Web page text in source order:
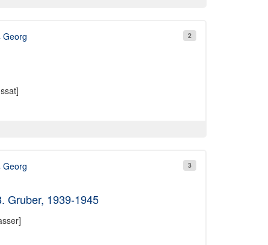
2
Georg
3
Georg
Gruber, 1939-1945